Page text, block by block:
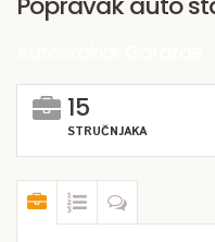
15
STRUČNJAKA